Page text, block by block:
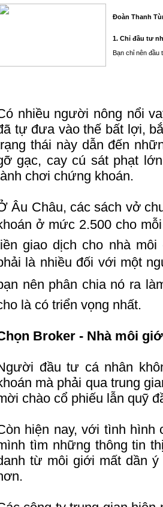
Đoàn Thanh
1. Chỉ đầu tư
Bạn chỉ nên
nhiều người nông nổi
tự đưa vào thế bất lợi,
thái này dẫn đến
gạc, cay cú sát phạt
chơi chứng khoán.
Âu Châu, các sách vở
ở mức 2.500 cho
giao dịch cho nhà
là nhiều đối với một
nên phân chia nó ra
là có triển vọng nhất.
Broker - Nhà môi
đầu tư cá nhân
mà phải qua trung
chào cổ phiếu lẫn quỹ
hiện nay, với tình hình
tìm những thông tin
từ môi giới mất dần